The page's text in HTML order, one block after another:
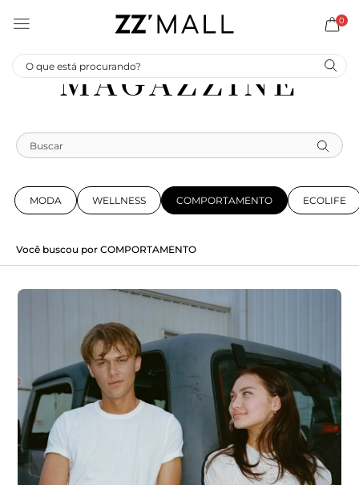
0
MAGAZZINE
MODA WELLNESS COMPORTAMENTO ECOLIFE
Você buscou por COMPORTAMENTO